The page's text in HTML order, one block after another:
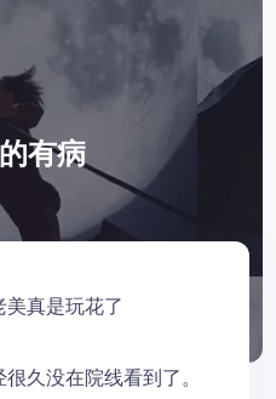
有病
真是玩花了
久没在院线看到了。